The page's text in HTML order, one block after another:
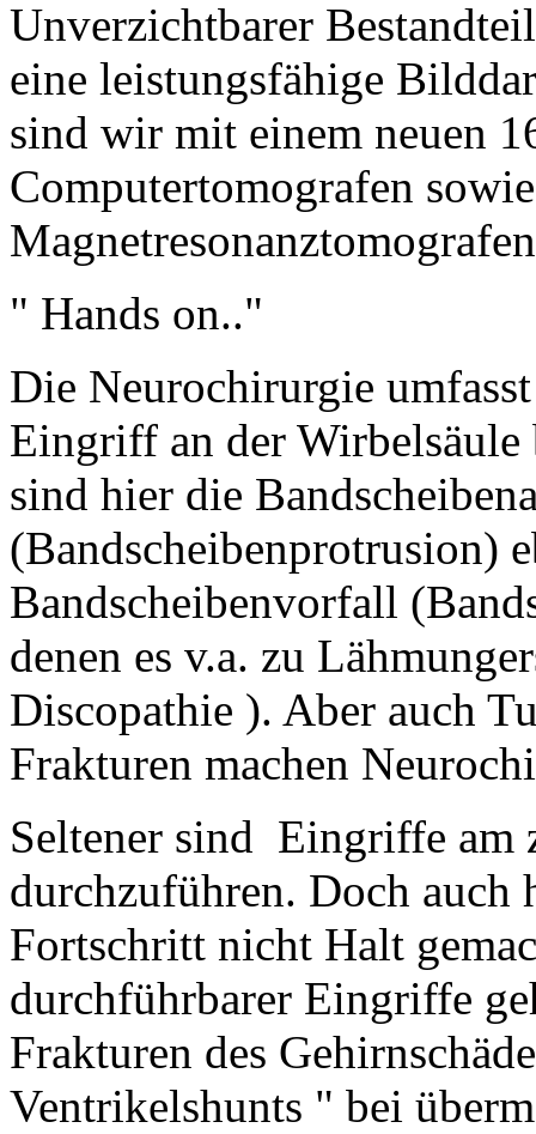
Unverzichtbarer
eine leistungsfähige
sind wir mit einem neuen
Computertomografen
" Hands on.."
Die Neurochirurgie
Eingriff an der
sind hier die
(Bandscheibenprotrusion)
Bandscheibenvorfall
denen es v.a. zu
Discopathie ). Aber auch
Frakturen machen
Seltener sind Eingriffe am
durchzuführen. Doch auch
Fortschritt nicht Halt
durchführbarer Eingriffe
Frakturen des
Ventrikelshunts " bei